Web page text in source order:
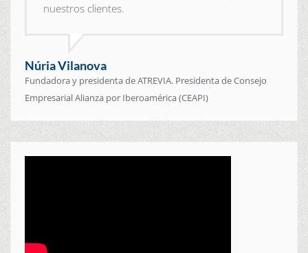
nuestros clientes.
Núria Vilanova
Fundadora y presidenta de ATREVIA. Presidenta de Consejo
Empresarial Alianza por Iberoamérica (CEAPI)